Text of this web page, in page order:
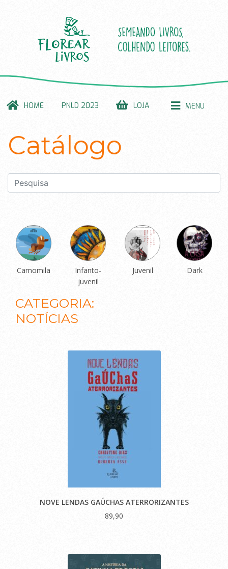
HOME PNLD 2023 LOJA MENU
Catálogo
Camomila
Infanto-
juvenil
Juvenil Dark
CATEGORIA:
NOTÍCIAS
NOVE LENDAS GAÚCHAS ATERRORIZANTES
89,90